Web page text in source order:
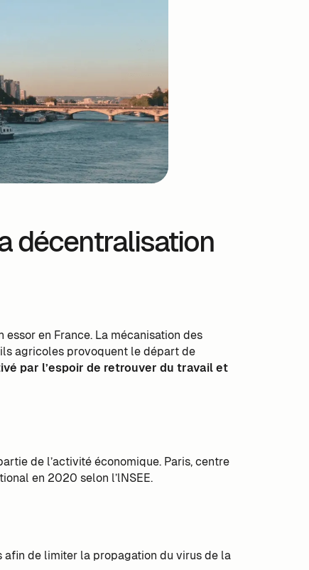
décentralisation
en France. La mécanisation des
agricoles provoquent le départ de
par l’espoir de retrouver du travail et
de l’activité économique. Paris, centre
en 2020 selon l’lNSEE.
de limiter la propagation du virus de la